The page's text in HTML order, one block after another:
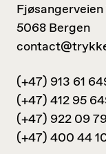
5068 Bergen
(+47) 913 61
(+47) 412 95
(+47) 922 09
(+47) 400 44